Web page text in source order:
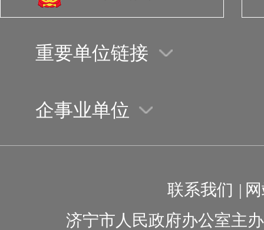
重要单位链接
企事业单位
联系我们 |
济宁市人民政府办公室主